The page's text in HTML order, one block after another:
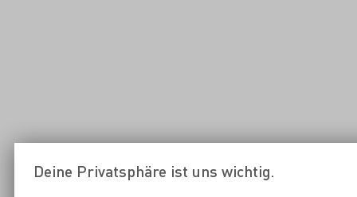
Deine Privatsphäre ist uns wichtig.